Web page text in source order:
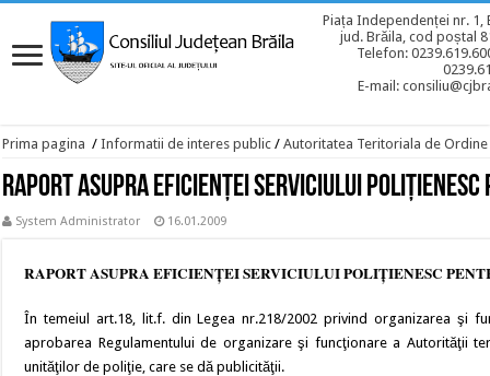
Piața Independenței nr. 1,
jud. Brăila, cod poștal
Telefon:
E-mail:
Prima pagina / Informatii de interes public / Autoritatea Teritoriala de Ordine
Raport Asupra Eficienţei Serviciului Poliţienesc
System Administrator 16.01.2009
RAPORT ASUPRA EFICIENŢEI SERVICIULUI POLIŢIENESC
În temeiul art.18, lit.f. din Legea nr.218/2002 privind organizarea şi
aprobarea Regulamentului de organizare şi funcţionare a Autorităţii
unităţilor de poliţie, care se dă publicităţii.